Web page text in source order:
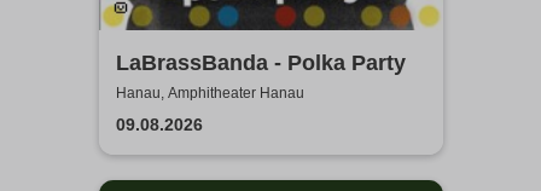
LaBrassBanda - Polka Party
Hanau, Amphitheater Hanau
09.08.2026